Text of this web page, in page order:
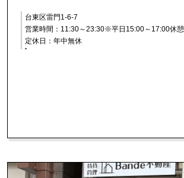
台東区雷門1-6-7
営業時間：11:30～23:30※平日15:00～17:00休憩
定休日：年中無休